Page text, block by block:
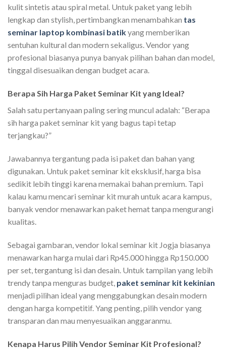
kulit sintetis atau spiral metal. Untuk paket yang lebih
lengkap dan stylish, pertimbangkan menambahkan tas
seminar laptop kombinasi batikyang memberikan
sentuhan kultural dan modern sekaligus. Vendor yang
profesional biasanya punya banyak pilihan bahan dan model,
tinggal disesuaikan dengan budget acara.
Berapa Sih Harga Paket Seminar Kit yang Ideal?
Salah satu pertanyaan paling sering muncul adalah: “Berapa
sih harga paket seminar kit yang bagus tapi tetap
terjangkau?”
Jawabannya tergantung pada isi paket dan bahan yang
digunakan. Untuk paket seminar kit eksklusif, harga bisa
sedikit lebih tinggi karena memakai bahan premium. Tapi
kalau kamu mencari seminar kit murah untuk acara kampus,
banyak vendor menawarkan paket hemat tanpa mengurangi
kualitas.
Sebagai gambaran, vendor lokal seminar kit Jogja biasanya
menawarkan harga mulai dari Rp45.000 hingga Rp150.000
per set, tergantung isi dan desain. Untuk tampilan yang lebih
trendy tanpa menguras budget, paket seminar kit kekinian
menjadi pilihan ideal yang menggabungkan desain modern
dengan harga kompetitif. Yang penting, pilih vendor yang
transparan dan mau menyesuaikan anggaranmu.
Kenapa Harus Pilih Vendor Seminar Kit Profesional?